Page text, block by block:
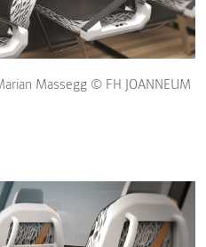
Massegg © FH JOANNEUM